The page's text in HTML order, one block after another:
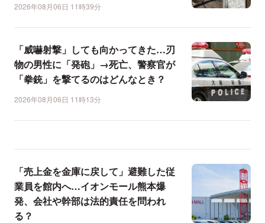
2026年08月06日 11時39分
「威嚇射撃」しても向かってきた…刃
物の男性に「発砲」→死亡、警察官が
「拳銃」を撃てるのはどんなとき？
2026年08月06日 11時13分
「売上金を金庫に戻して」避難した従
業員を館内へ…イオンモール熊本爆
発、会社や幹部は法的責任を問われ
る？